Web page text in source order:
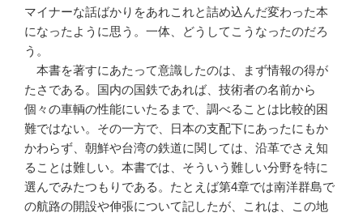
マイナーな話ばかりをあれこれと詰め込んだ変わった本
になったように思う。一体、どうしてこうなったのだろ
う。
本書を著すにあたって意識したのは、まず情報の得が
たさである。国内の国鉄であれば、技術者の名前から
個々の車輌の性能にいたるまで、調べることは比較的困
難ではない。その一方で、日本の支配下にあったにもか
かわらず、朝鮮や台湾の鉄道に関しては、沿革でさえ知
ることは難しい。本書では、そういう難しい分野を特に
選んでみたつもりである。たとえば第4章では南洋群島で
の航路の開設や伸張について記したが、これは、この地